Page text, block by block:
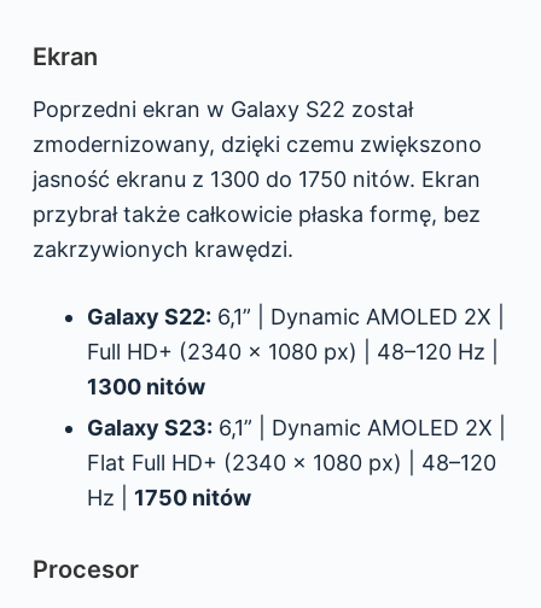
Ekran
Poprzedni ekran w Galaxy S22 został
zmodernizowany, dzięki czemu zwiększono
jasność ekranu z 1300 do 1750 nitów. Ekran
przybrał także całkowicie płaska formę, bez
zakrzywionych krawędzi.
Galaxy S22: 6,1” | Dynamic AMOLED 2X |
Full HD+ (2340 × 1080 px) | 48–120 Hz |
1300 nitów
Galaxy S23: 6,1” | Dynamic AMOLED 2X |
Flat Full HD+ (2340 × 1080 px) | 48–120
Hz | 1750 nitów
Procesor